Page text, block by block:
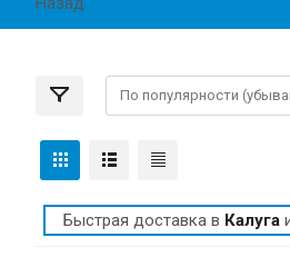
Быстрая доставка в Калуга